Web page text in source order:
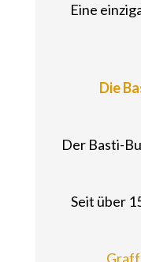
Eine
Die
Der Basti-
Seit über